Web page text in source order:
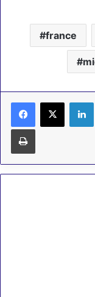
france
Imprimer